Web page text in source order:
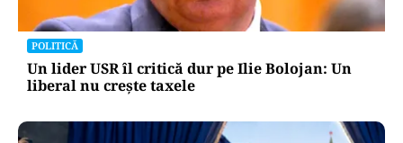
POLITICĂ
Un lider USR îl critică dur pe Ilie Bolojan: Un
liberal nu crește taxele